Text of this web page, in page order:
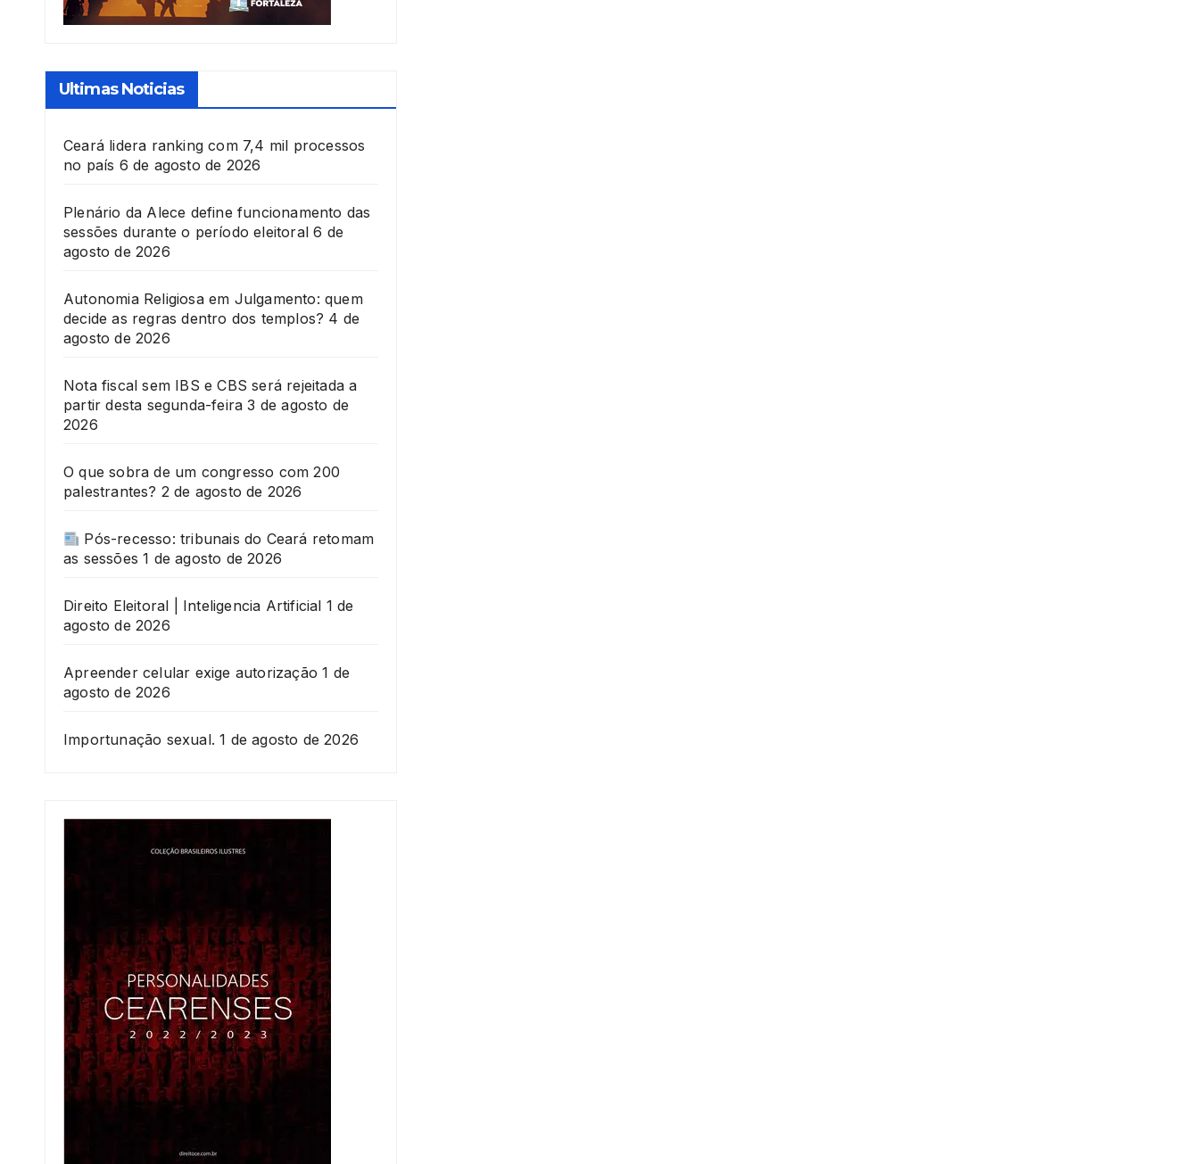
Ultimas Noticias
Ceará lidera ranking com 7,4 mil processos
no país 6 de agosto de 2026
Plenário da Alece define funcionamento das
sessões durante o período eleitoral 6 de
agosto de 2026
Autonomia Religiosa em Julgamento: quem
decide as regras dentro dos templos? 4 de
agosto de 2026
Nota fiscal sem IBS e CBS será rejeitada a
partir desta segunda-feira 3 de agosto de
2026
O que sobra de um congresso com 200
palestrantes? 2 de agosto de 2026
Pós-recesso: tribunais do Ceará retomam
as sessões 1 de agosto de 2026
Direito Eleitoral | Inteligencia Artificial 1 de
agosto de 2026
Apreender celular exige autorização 1 de
agosto de 2026
Importunação sexual. 1 de agosto de 2026